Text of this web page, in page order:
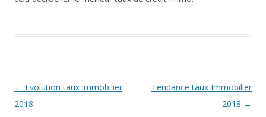
Navigation
des
← Evolution taux immobilier
2018
Tendance taux Immobilier
2018 →